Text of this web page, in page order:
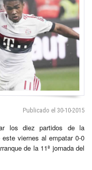
Publicado el 30-10-2015
los diez partidos de la
viernes al empatar 0-0
de la 11ª jornada del